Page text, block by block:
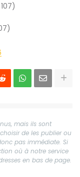
mais ils sont
de les publier ou
pas immédiate. Si
où à notre service
en bas de page.